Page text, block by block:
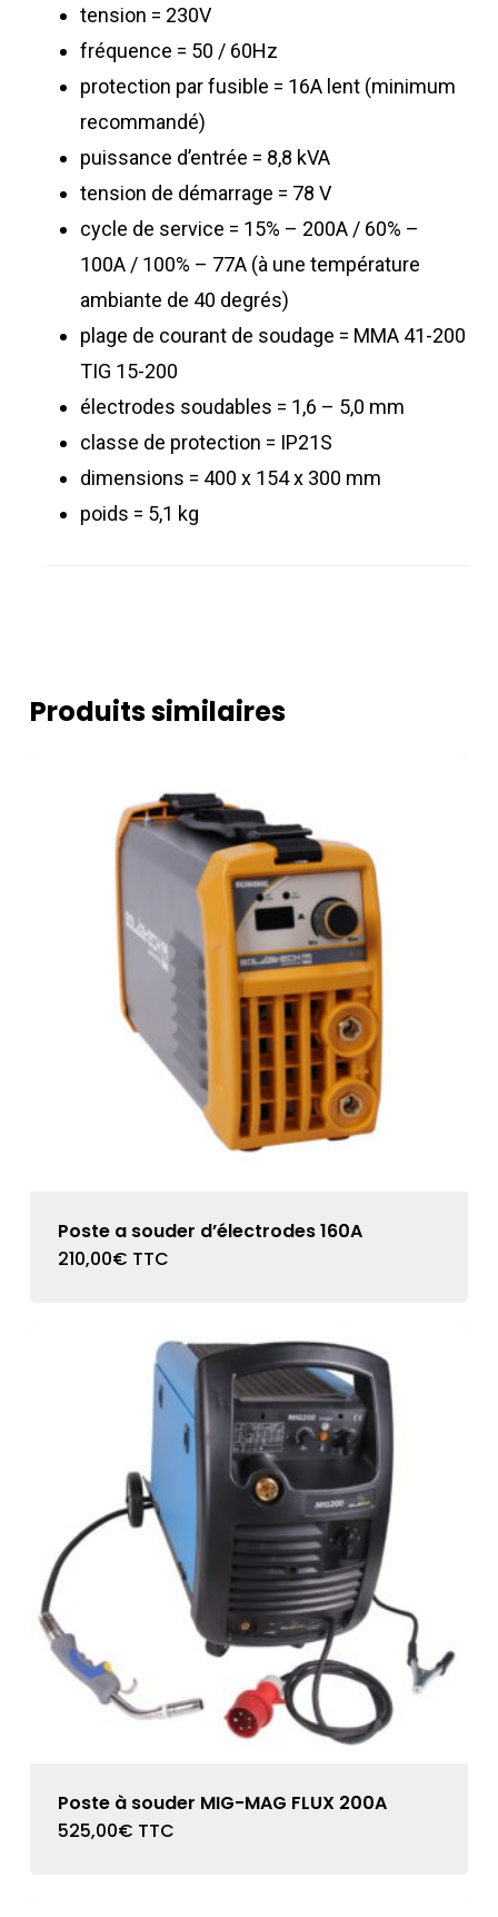
tension = 230V
fréquence = 50 / 60Hz
protection par fusible = 16A lent (minimum
recommandé)
puissance d’entrée = 8,8 kVA
tension de démarrage = 78 V
cycle de service = 15% – 200A / 60% –
100A / 100% – 77A (à une température
ambiante de 40 degrés)
plage de courant de soudage = MMA 41-200
TIG 15-200
électrodes soudables = 1,6 – 5,0 mm
classe de protection = IP21S
dimensions = 400 x 154 x 300 mm
poids = 5,1 kg
Produits similaires
Poste a souder d’électrodes 160A
210,00€ TTC
Poste à souder MIG-MAG FLUX 200A
525,00€ TTC